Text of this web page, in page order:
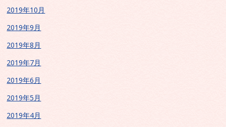
2019年10月
2019年9月
2019年8月
2019年7月
2019年6月
2019年5月
2019年4月